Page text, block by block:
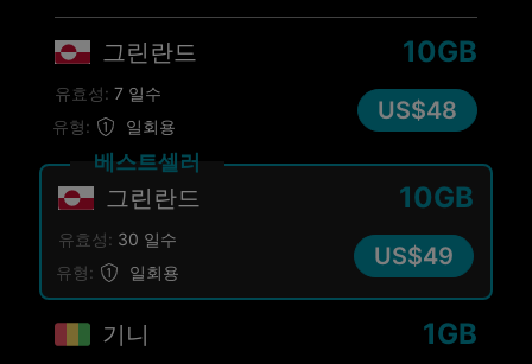
그린란드
유형: 일회용
10GB
유효성: 7 일수
US$48
그린란드
유형: 일회용
10GB
유효성: 30 일수
US$49
베스트셀러
기니 1GB